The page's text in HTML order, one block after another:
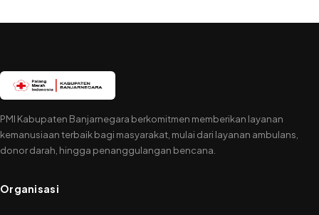
PMI Kabupaten Banjarnegara berkomitmen memberikan layanan
kemanusiaan terbaik bagi masyarakat, mulai dari layanan ambulans,
donor darah, hingga penanggulangan bencana.
Organisasi